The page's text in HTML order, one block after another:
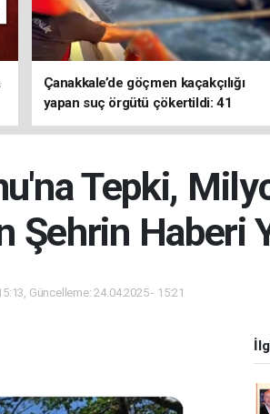
Çanakkale’de göçmen kaçakçılığı
yapan suç örgütü çökertildi: 41
tutuklama
Tepki,
Şehrin Haberi
Güncelleme: 24.04.2025 - 15:21